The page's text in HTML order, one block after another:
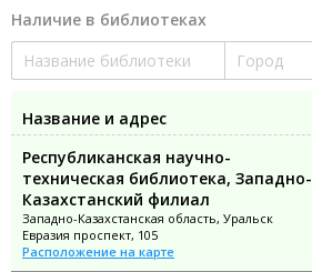
Наличие в библиотеках
Название и адрес
Республиканская научно-
техническая библиотека, Западно-
Казахстанский филиал
Западно-Казахстанская область, Уральск
Евразия проспект, 105
Расположение на карте